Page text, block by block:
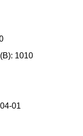
1010
01